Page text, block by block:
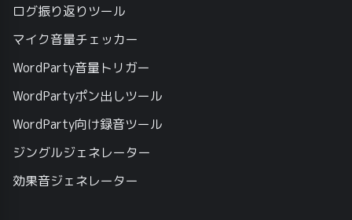
ログ振り返りツール
マイク音量チェッカー
WordParty音量トリガー
WordPartyポン出しツール
WordParty向け録音ツール
ジングルジェネレーター
効果音ジェネレーター